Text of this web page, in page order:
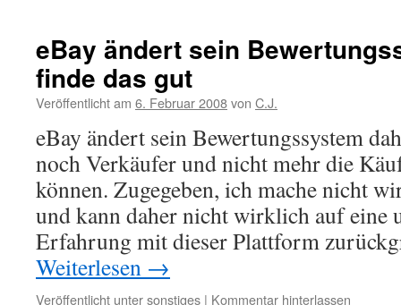
eBay ändert sein
finde das gut
Veröffentlicht am 6. Februar 2008von C.J.
eBay ändert sein Bewertungssystem
noch Verkäufer und nicht mehr die
können. Zugegeben, ich mache nicht
und kann daher nicht wirklich auf eine
Erfahrung mit dieser Plattform
Weiterlesen →
Veröffentlicht untersonstiges | Kommentar hinterlassen